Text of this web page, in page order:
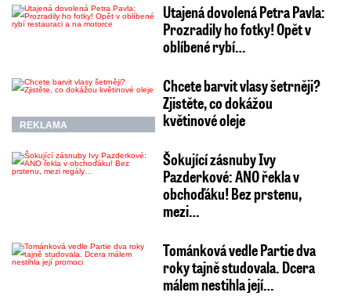
Utajená dovolená Petra Pavla:
Prozradily ho fotky! Opět v
oblíbené rybí…
REKLAMA
Chcete barvit vlasy šetrněji?
Zjistěte, co dokážou
květinové oleje
Šokující zásnuby Ivy
Pazderkové: ANO řekla v
obchoďáku! Bez prstenu,
mezi…
Tománková vedle Partie dva
roky tajně studovala. Dcera
málem nestihla její…